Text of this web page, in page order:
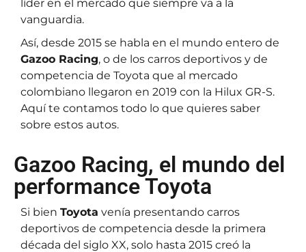
líder en el mercado que siempre va a la
vanguardia.
Así, desde 2015 se habla en el mundo entero de
Gazoo Racing, o de los carros deportivos y de
competencia de Toyota que al mercado
colombiano llegaron en 2019 con la Hilux GR-S.
Aquí te contamos todo lo que quieres saber
sobre estos autos.
Gazoo Racing, el mundo del
performance Toyota
Si bien Toyota venía presentando carros
deportivos de competencia desde la primera
década del siglo XX, solo hasta 2015 creó la